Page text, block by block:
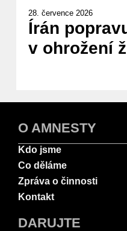
28. července 2026
Írán
v ohrožení
O AMNESTY
Kdo jsme
Co děláme
Zpráva o činnosti
Kontakt
DARUJTE